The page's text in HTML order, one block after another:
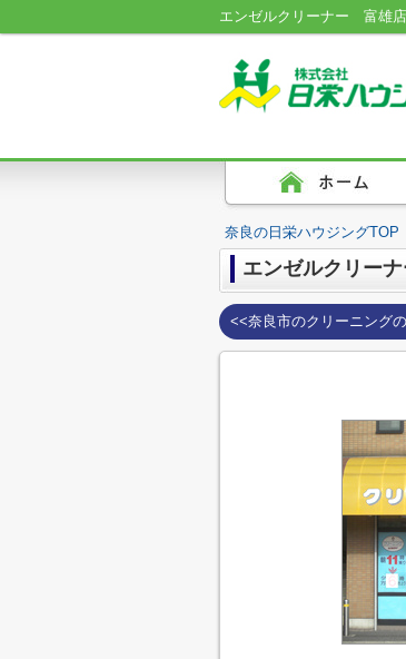
エンゼルクリーナー 富雄
奈良の日栄ハウジングTOP
エンゼルクリー
<<奈良市のクリーニング